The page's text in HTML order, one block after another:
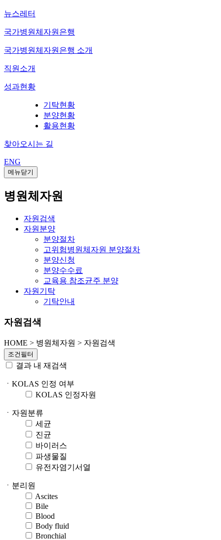
뉴스레터
국가병원체자원은행
국가병원체자원은행 소개
직원소개
성과현황
기탁현황
분양현황
활용현황
찾아오시는 길
ENG
메뉴닫기
병원체자원
자원검색
자원분양
분양절차
고위험병원체자원 분양절차
분양신청
분양수수료
교육용 참조균주 분양
자원기탁
기탁안내
자원검색
HOME > 병원체자원 > 자원검색
조건필터
결과 내 재검색
ㆍKOLAS 인정 여부
KOLAS 인정자원
ㆍ자원분류
세균
진균
바이러스
파생물질
유전자염기서열
ㆍ분리원
Ascites
Bile
Blood
Body fluid
Bronchial